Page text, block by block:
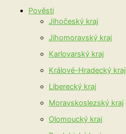
Pověsti
Jihočeský kraj
Jihomoravský kraj
Karlovarský kraj
Králové-Hradecký kraj
Liberecký kraj
Moravskoslezský kraj
Olomoucký kraj